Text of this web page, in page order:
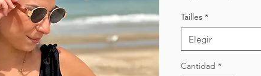
Tailles *
Elegir
Cantidad *